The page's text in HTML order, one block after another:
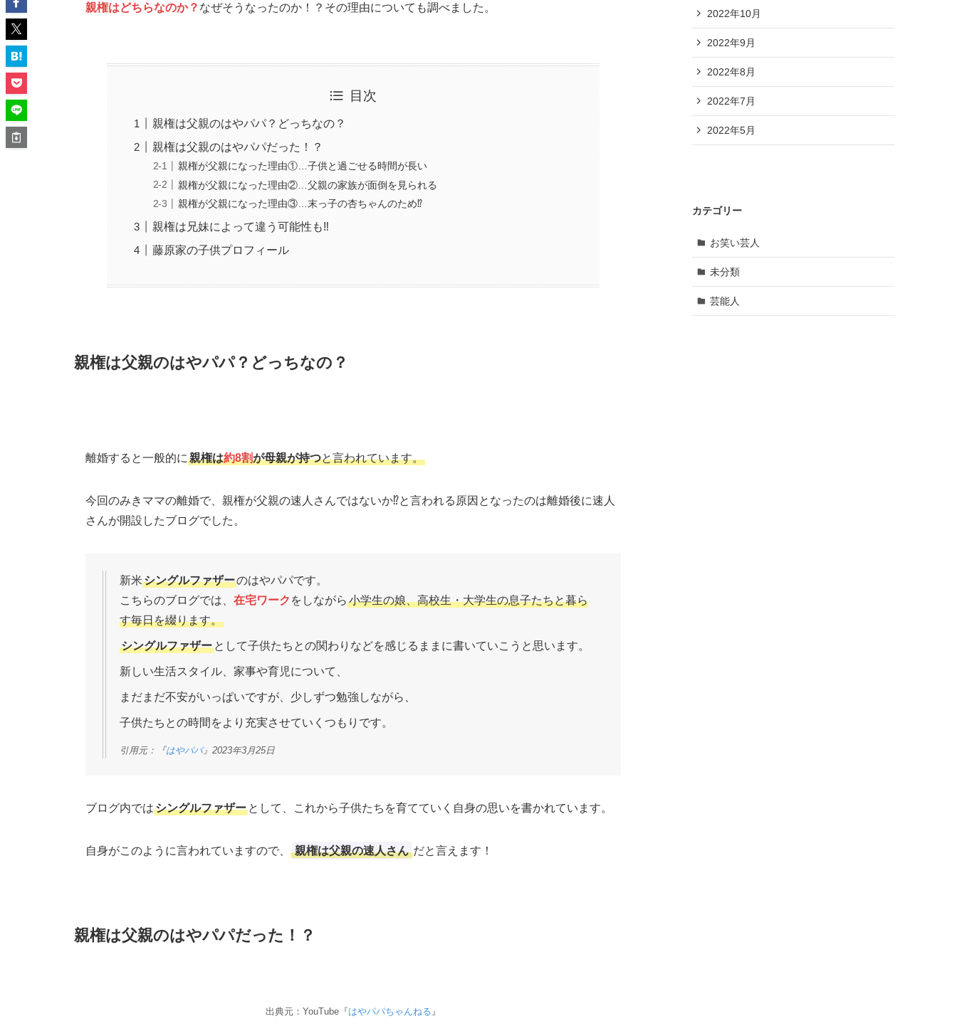
親権はどちらなのか？ なぜそうなったのか！？その理由についても調べました。
目次
親権は父親のはやパパ？どっちなの？
親権は父親のはやパパだった！？
親権が父親になった理由①…子供と過ごせる時間が長い
親権が父親になった理由②…父親の家族が面倒を見られる
親権が父親になった理由③…末っ子の杏ちゃんのため⁉
親権は兄妹によって違う可能性も‼
藤原家の子供プロフィール
親権は父親のはやパパ？どっちなの？
離婚すると一般的に 親権は約8割が母親が持つと言われています。
今回のみきママの離婚で、親権が父親の速人さんではないか⁉と言われる原因となったのは離婚後に速人
さんが開設したブログでした。
新米シングルファザーのはやパパです。
こちらのブログでは、 在宅ワーク をしながら 小学生の娘、高校生・大学生の息子たちと暮ら
す毎日を綴ります。
シングルファザー として子供たちとの関わりなどを感じるままに書いていこうと思います。
新しい生活スタイル、家事や育児について、
まだまだ不安がいっぱいですが、少しずつ勉強しながら、
子供たちとの時間をより充実させていくつもりです。
引用元：『はやパパ』2023年3月25日
ブログ内ではシングルファザー として、これから子供たちを育てていく自身の思いを書かれています。
自身がこのように言われていますので、 親権は父親の速人さん だと言えます！
親権は父親のはやパパだった！？
出典元：YouTube『はやパパちゃんねる 』
2022年10月
2022年9月
2022年8月
2022年7月
2022年5月
カテゴリー
お笑い芸人
未分類
芸能人